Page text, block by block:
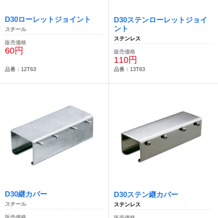
D30ローレットジョイント
スチール
販売価格
60円
品番：12T63
D30ステンローレットジョイ
ント
ステンレス
販売価格
110円
品番：13T63
D30継カバー
スチール
販売価格
D30ステン継カバー
ステンレス